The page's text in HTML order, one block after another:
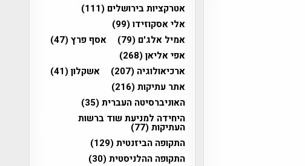
אטרקציות בירושלים (111)
אלי אסקוזידו(99)
אמיל אלג'ם (79) אסף פרץ(47)
אפי אליאן(268)
ארכיאולוגיה (207) אשקלון(41)
אתר עתיקות(216)
האוניברסיטה העברית(35)
היחידה למניעת שוד ברשות
העתיקות(77)
התקופה הביזנטית(129)
התקופה ההלניסטית(30)